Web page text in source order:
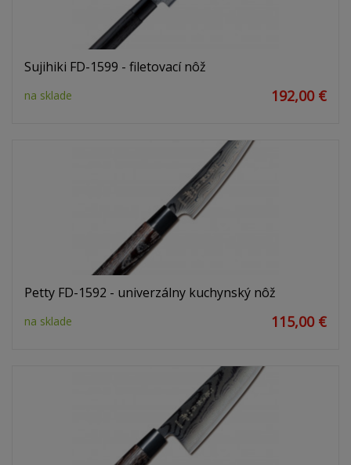
Sujihiki FD-1599 - filetovací nôž
na sklade 192,00 €
Petty FD-1592 - univerzálny kuchynský nôž
na sklade 115,00 €